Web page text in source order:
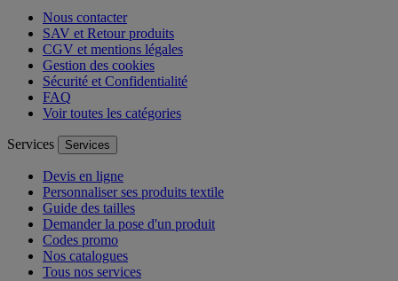
Nous contacter
SAV et Retour produits
CGV et mentions légales
Gestion des cookies
Sécurité et Confidentialité
FAQ
Voir toutes les catégories
Services Services
Devis en ligne
Personnaliser ses produits textile
Guide des tailles
Demander la pose d'un produit
Codes promo
Nos catalogues
Tous nos services